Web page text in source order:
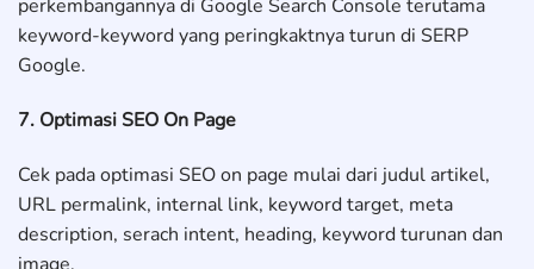
perkembangannya di Google Search Console terutama
keyword-keyword yang peringkaktnya turun di SERP
Google.
7. Optimasi SEO On Page
Cek pada optimasi SEO on page mulai dari judul artikel,
URL permalink, internal link, keyword target, meta
description, serach intent, heading, keyword turunan dan